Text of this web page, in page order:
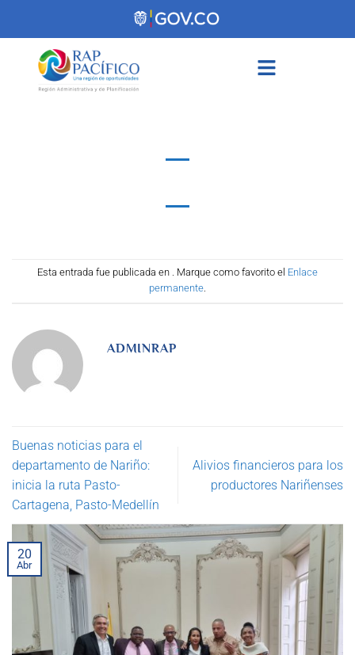
Esta entrada fue publicada en . Marque como favorito el Enlace
permanente.
ADMINRAP
Buenas noticias para el
departamento de Nariño:
inicia la ruta Pasto-
Cartagena, Pasto-Medellín
Alivios financieros para los
productores Nariñenses
20
Abr